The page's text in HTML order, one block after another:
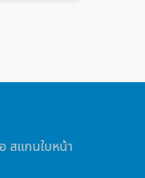
สแกนใบหน้า